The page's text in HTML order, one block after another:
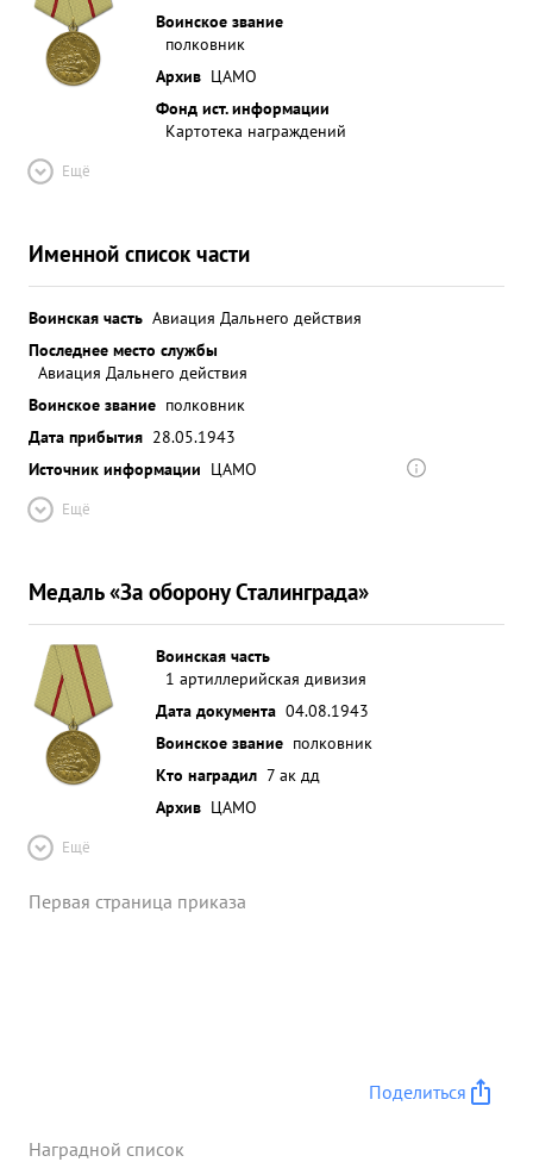
Воинское звание
полковник
Архив ЦАМО
Фонд ист. информации
Картотека награждений
Ещё
Именной список части
Воинская часть Авиация Дальнего действия
Последнее место службы
Авиация Дальнего действия
Воинское звание полковник
Дата прибытия 28.05.1943
Источник информации ЦАМО
Ещё
Медаль «За оборону Сталинграда»
Воинская часть
1 артиллерийская дивизия
Дата документа 04.08.1943
Воинское звание полковник
Кто наградил 7 ак дд
Архив ЦАМО
Ещё
Первая страница приказа
Поделиться
Наградной список